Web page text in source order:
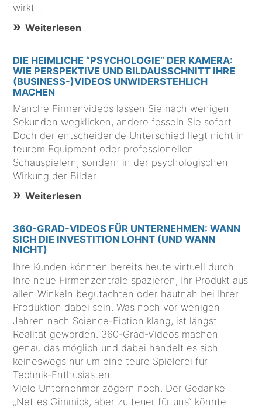
wirkt …
Weiterlesen
DIE HEIMLICHE “PSYCHOLOGIE” DER KAMERA:
WIE PERSPEKTIVE UND BILDAUSSCHNITT IHRE
(BUSINESS-)VIDEOS UNWIDERSTEHLICH
MACHEN
Manche Firmenvideos lassen Sie nach wenigen
Sekunden wegklicken, andere fesseln Sie sofort.
Doch der entscheidende Unterschied liegt nicht in
teurem Equipment oder professionellen
Schauspielern, sondern in der psychologischen
Wirkung der Bilder.
Weiterlesen
360-GRAD-VIDEOS FÜR UNTERNEHMEN: WANN
SICH DIE INVESTITION LOHNT (UND WANN
NICHT)
Ihre Kunden könnten bereits heute virtuell durch
Ihre neue Firmenzentrale spazieren, Ihr Produkt aus
allen Winkeln begutachten oder hautnah bei Ihrer
Produktion dabei sein. Was noch vor wenigen
Jahren nach Science-Fiction klang, ist längst
Realität geworden. 360-Grad-Videos machen
genau das möglich und dabei handelt es sich
keineswegs nur um eine teure Spielerei für
Technik-Enthusiasten.
Viele Unternehmer zögern noch. Der Gedanke
„Nettes Gimmick, aber zu teuer für uns“ könnte